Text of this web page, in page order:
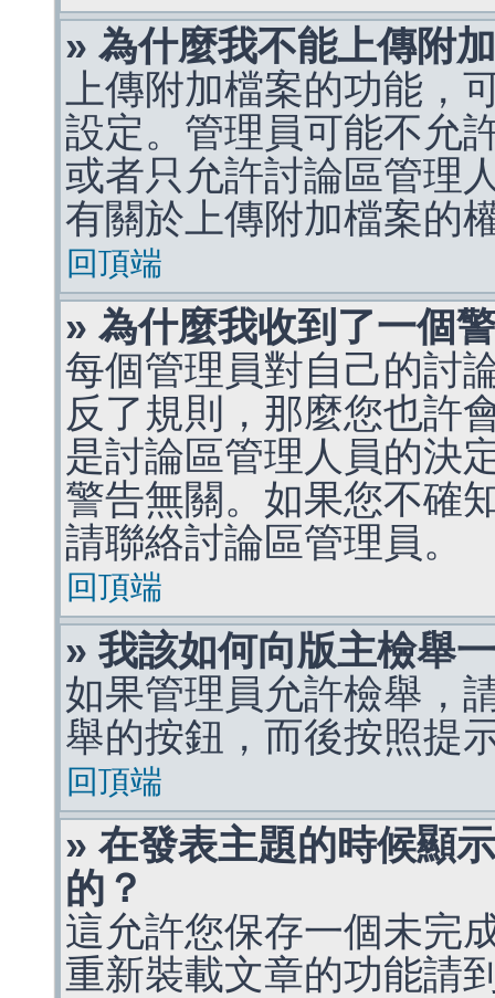
» 為什麼我不能上傳附
上傳附加檔案的功能，
設定。管理員可能不允
或者只允許討論區管理
有關於上傳附加檔案的
回頂端
» 為什麼我收到了一個
每個管理員對自己的討
反了規則，那麼您也許
是討論區管理人員的決
警告無關。如果您不確
請聯絡討論區管理員。
回頂端
» 我該如何向版主檢舉
如果管理員允許檢舉，
舉的按鈕，而後按照提
回頂端
» 在發表主題的時候顯
的？
這允許您保存一個未完
重新裝載文章的功能請